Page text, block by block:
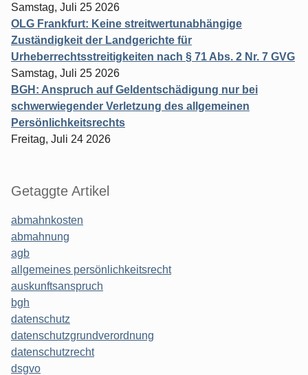
Samstag, Juli 25 2026
OLG Frankfurt: Keine streitwertunabhängige
Zuständigkeit der Landgerichte für
Urheberrechtsstreitigkeiten nach § 71 Abs. 2 Nr. 7 GVG
Samstag, Juli 25 2026
BGH: Anspruch auf Geldentschädigung nur bei
schwerwiegender Verletzung des allgemeinen
Persönlichkeitsrechts
Freitag, Juli 24 2026
Getaggte Artikel
abmahnkosten
abmahnung
agb
allgemeines persönlichkeitsrecht
auskunftsanspruch
bgh
datenschutz
datenschutzgrundverordnung
datenschutzrecht
dsgvo